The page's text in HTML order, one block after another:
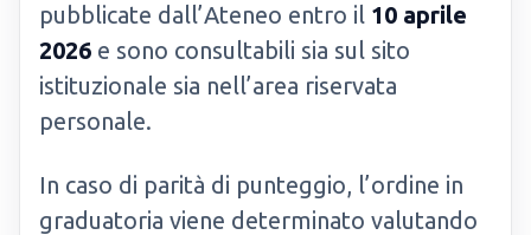
pubblicate dall’Ateneo entro il 10 aprile
2026 e sono consultabili sia sul sito
istituzionale sia nell’area riservata
personale.
In caso di parità di punteggio, l’ordine in
graduatoria viene determinato valutando